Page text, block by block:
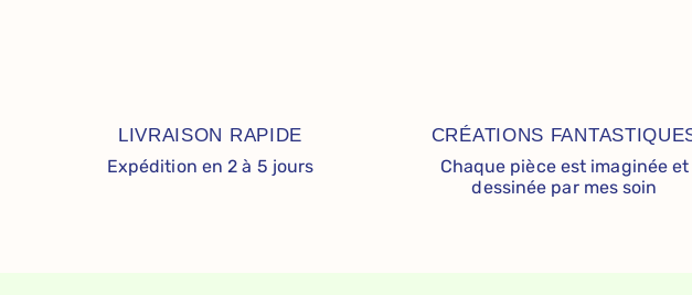
LIVRAISON RAPIDE
Expédition en 2 à 5 jours
CRÉATIONS
Chaque pièce est imaginée et
dessinée par mes soin